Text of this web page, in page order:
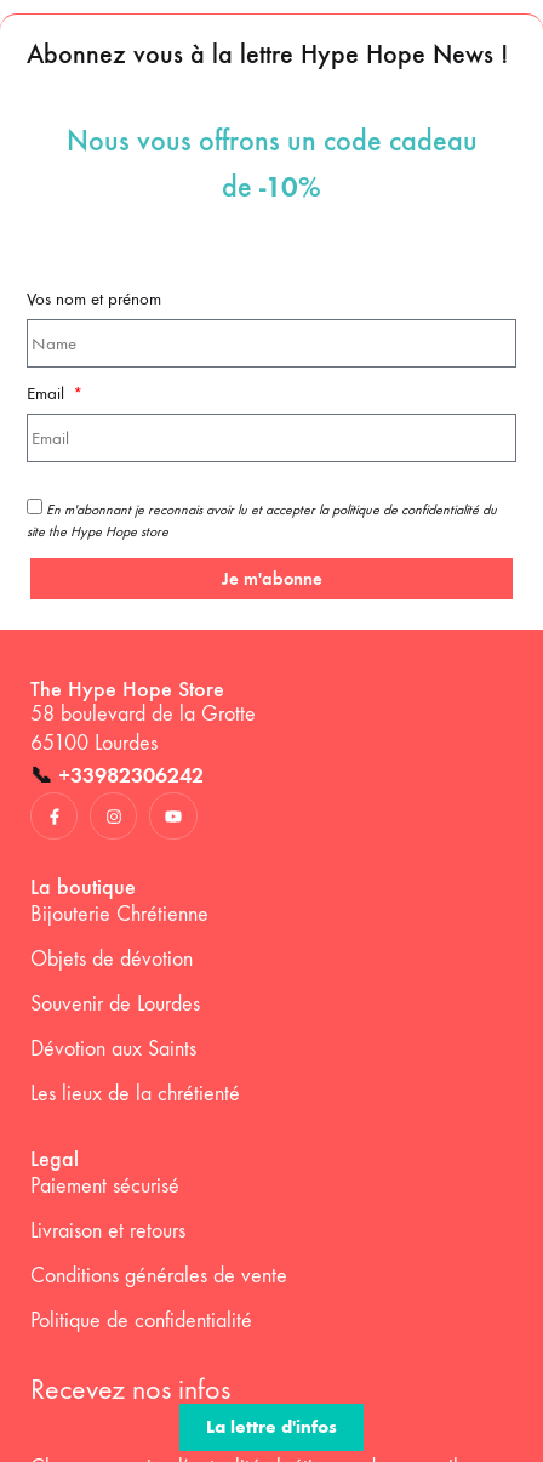
Abonnez vous à la lettre Hype Hope News !
Nous vous offrons un code cadeau
de -10%
Vos nom et prénom
Email
En m'abonnant je reconnais avoir lu et accepter la politique de confidentialité du
site the Hype Hope store
Je m'abonne
The Hype Hope Store
58 boulevard de la Grotte
65100 Lourdes
📞 +33982306242
La boutique
Bijouterie Chrétienne
Objets de dévotion
Souvenir de Lourdes
Dévotion aux Saints
Les lieux de la chrétienté
Legal
Paiement sécurisé
Livraison et retours
Conditions générales de vente
Politique de confidentialité
Recevez nos infos
La lettre d'infos